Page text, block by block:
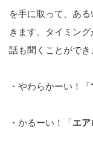
を手に取って、あ
きます。タイミン
話も聞くことができ
・やわらかーい！「
・かるーい！「エア